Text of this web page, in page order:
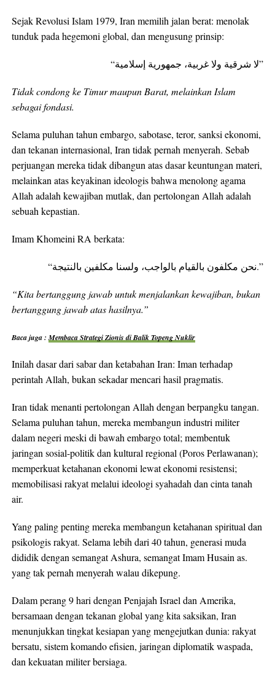
Sejak Revolusi Islam 1979, Iran memilih jalan berat: menolak
tunduk pada hegemoni global, dan mengusung prinsip:
“لا شرقية ولا غربية، جمهورية إسلامية”
Tidak condong ke Timur maupun Barat, melainkan Islam
sebagai fondasi.
Selama puluhan tahun embargo, sabotase, teror, sanksi ekonomi,
dan tekanan internasional, Iran tidak pernah menyerah. Sebab
perjuangan mereka tidak dibangun atas dasar keuntungan materi,
melainkan atas keyakinan ideologis bahwa menolong agama
Allah adalah kewajiban mutlak, dan pertolongan Allah adalah
sebuah kepastian.
Imam Khomeini RA berkata:
“نحن مكلفون بالقيام بالواجب، ولسنا مكلفين بالنتيجة.”
“Kita bertanggung jawab untuk menjalankan kewajiban, bukan
bertanggung jawab atas hasilnya.”
Baca juga :Membaca Strategi Zionis di Balik Topeng Nuklir
Inilah dasar dari sabar dan ketabahan Iran: Iman terhadap
perintah Allah, bukan sekadar mencari hasil pragmatis.
Iran tidak menanti pertolongan Allah dengan berpangku tangan.
Selama puluhan tahun, mereka membangun industri militer
dalam negeri meski di bawah embargo total; membentuk
jaringan sosial-politik dan kultural regional (Poros Perlawanan);
memperkuat ketahanan ekonomi lewat ekonomi resistensi;
memobilisasi rakyat melalui ideologi syahadah dan cinta tanah
air.
Yang paling penting mereka membangun ketahanan spiritual dan
psikologis rakyat. Selama lebih dari 40 tahun, generasi muda
dididik dengan semangat Ashura, semangat Imam Husain as.
yang tak pernah menyerah walau dikepung.
Dalam perang 9 hari dengan Penjajah Israel dan Amerika,
bersamaan dengan tekanan global yang kita saksikan, Iran
menunjukkan tingkat kesiapan yang mengejutkan dunia: rakyat
bersatu, sistem komando efisien, jaringan diplomatik waspada,
dan kekuatan militer bersiaga.